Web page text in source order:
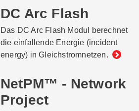
DC Arc Flash
Das DC Arc Flash Modul berechnet
die einfallende Energie (incident
energy) in Gleichstromnetzen.
NetPM™ - Network
Project